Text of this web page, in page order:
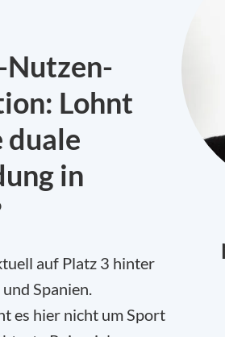
Nutzen-
Lohnt
duale
in
auf Platz 3 hinter
Spanien.
es hier nicht um Sport